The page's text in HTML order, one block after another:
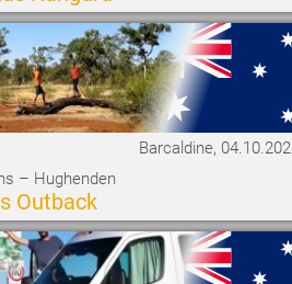
Barcaldine,
– Hughenden
Outback